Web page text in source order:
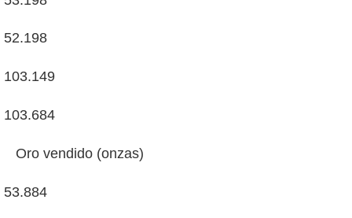
52.198
103.149
103.684
Oro vendido (onzas)
53.884